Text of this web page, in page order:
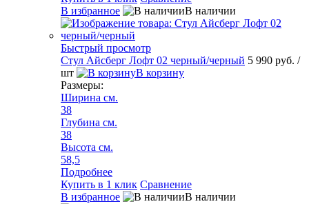
В избранное
В наличии
Быстрый просмотр
Стул Айсберг Лофт 02 черный/черный 5 990 руб. /
шт
В корзину
Размеры:
Ширина см.
38
Глубина см.
38
Высота см.
58,5
Подробнее
Купить в 1 клик Сравнение
В избранное
В наличии